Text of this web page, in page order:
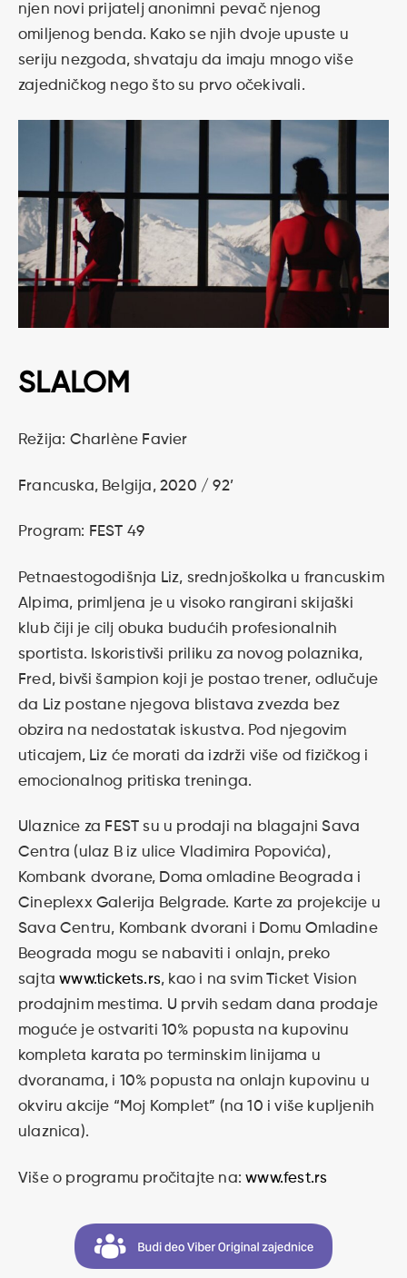
njen novi prijatelj anonimni pevač njenog
omiljenog benda. Kako se njih dvoje upuste u
seriju nezgoda, shvataju da imaju mnogo više
zajedničkog nego što su prvo očekivali.
SLALOM
Režija: Charlène Favier
Francuska, Belgija, 2020 / 92’
Program: FEST 49
Petnaestogodišnja Liz, srednjoškolka u francuskim
Alpima, primljena je u visoko rangirani skijaški
klub čiji je cilj obuka budućih profesionalnih
sportista. Iskoristivši priliku za novog polaznika,
Fred, bivši šampion koji je postao trener, odlučuje
da Liz postane njegova blistava zvezda bez
obzira na nedostatak iskustva. Pod njegovim
uticajem, Liz će morati da izdrži više od fizičkog i
emocionalnog pritiska treninga.
Ulaznice za FEST su u prodaji na blagajni Sava
Centra (ulaz B iz ulice Vladimira Popovića),
Kombank dvorane, Doma omladine Beograda i
Cineplexx Galerija Belgrade. Karte za projekcije u
Sava Centru, Kombank dvorani i Domu Omladine
Beograda mogu se nabaviti i onlajn, preko
sajtawww.tickets.rs, kao i na svim Ticket Vision
prodajnim mestima. U prvih sedam dana prodaje
moguće je ostvariti 10% popusta na kupovinu
kompleta karata po terminskim linijama u
dvoranama, i 10% popusta na onlajn kupovinu u
okviru akcije “Moj Komplet” (na 10 i više kupljenih
ulaznica).
Više o programu pročitajte na:www.fest.rs